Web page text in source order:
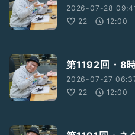
2026-07-28
22
12:00
第1192回・8
2026-07-27
22
12:00